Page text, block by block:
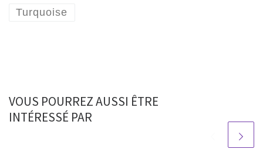
Turquoise
VOUS POURREZ AUSSI ÊTRE
INTÉRESSÉ PAR